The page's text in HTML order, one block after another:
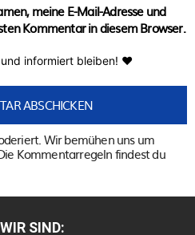
meine E-Mail-Adresse und
Kommentar in diesem Browser.
informiert bleiben! ♥
Wir bemühen uns um
Kommentarregeln findest du
SIND: